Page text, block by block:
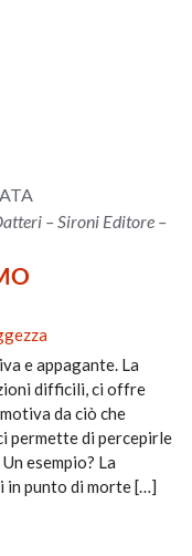
– Sironi Editore –
e appagante. La
difficili, ci offre
da ciò che
permette di percepirle
esempio? La
in punto di morte […]